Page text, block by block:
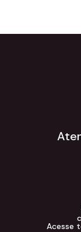
Acesse